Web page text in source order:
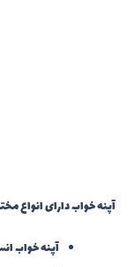
آپنه خواب دارای انواع
آپنه خواب